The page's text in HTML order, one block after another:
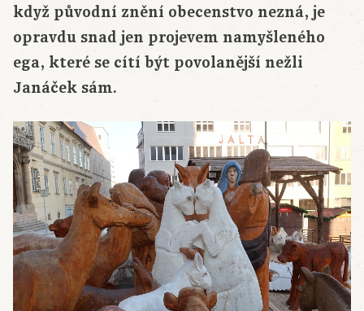
když původní znění obecenstvo nezná, je
opravdu snad jen projevem namyšleného
ega, které se cítí být povolanější nežli
Janáček sám.